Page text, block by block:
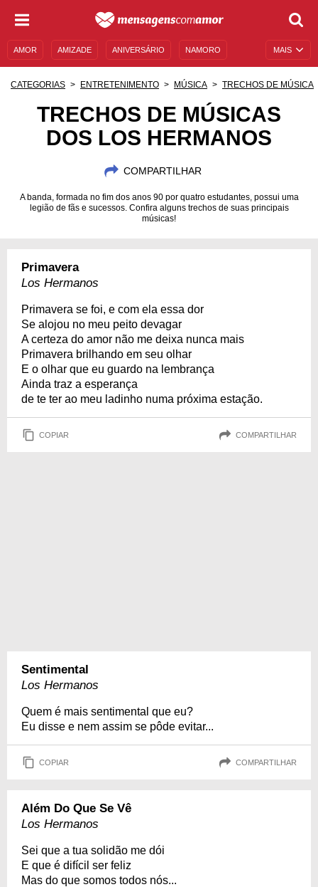
MAIS
AMOR AMIZADE ANIVERSÁRIO NAMORO
DESCULPAS
MENSAGENS E FRASES MENSAGENS DE ANIVERSÁRIO
CATEGORIAS ENTRETENIMENTO MÚSICA TRECHOS DE MÚSICA
TRECHOS DE MÚSICAS
DOS LOS HERMANOS
COMPARTILHAR
A banda, formada no fim dos anos 90 por quatro estudantes, possui uma
legião de fãs e sucessos. Confira alguns trechos de suas principais
músicas!
Primavera
Los Hermanos
Primavera se foi, e com ela essa dor
Se alojou no meu peito devagar
A certeza do amor não me deixa nunca mais
Primavera brilhando em seu olhar
E o olhar que eu guardo na lembrança
Ainda traz a esperança
de te ter ao meu ladinho numa próxima estação.
COPIAR COMPARTILHAR
Sentimental
Los Hermanos
Quem é mais sentimental que eu?
Eu disse e nem assim se pôde evitar...
COPIAR COMPARTILHAR
Além Do Que Se Vê
Los Hermanos
Sei que a tua solidão me dói
E que é difícil ser feliz
Mas do que somos todos nós...